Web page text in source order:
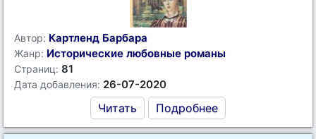
Автор: Картленд Барбара
Жанр: Исторические любовные романы
Страниц: 81
Дата добавления: 26-07-2020
Читать Подробнее